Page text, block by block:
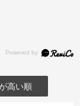
高い順